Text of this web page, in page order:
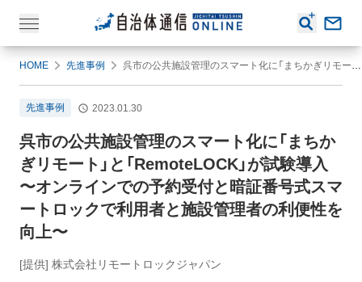
HOME 先進事例 呉市の公共施設管理のスマート化に「まちかぎリモート」と「RemoteLOCK」が試験導入 〜オンラインでの予約受付と暗証番号式スマートロックで利用者と施設管理者の利便性を向上〜
先進事例 2023.01.30
呉市の公共施設管理のスマート化に「まちか
ぎリモート」と「RemoteLOCK」が試験導入
〜オンラインでの予約受付と暗証番号式スマ
ートロックで利用者と施設管理者の利便性を
向上〜
[提供] 株式会社リモートロックジャパン